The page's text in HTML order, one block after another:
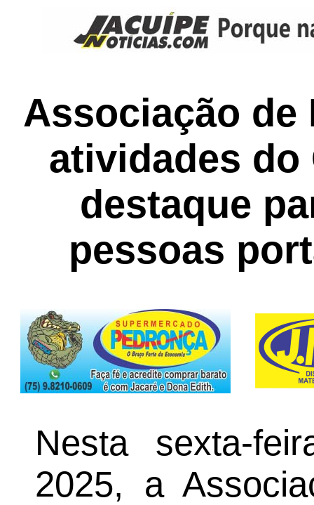
Associação
atividades do
destaque
pessoas
Nesta sexta-
2025, a